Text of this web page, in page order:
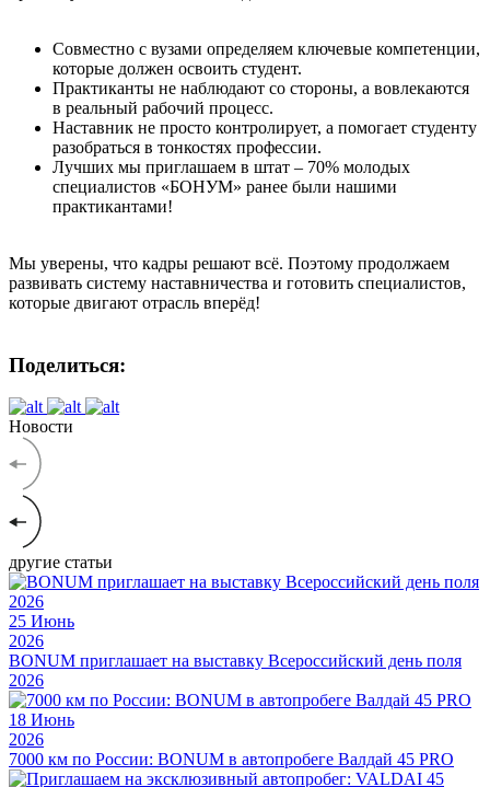
Совместно с вузами определяем ключевые компетенции,
которые должен освоить студент.
Практиканты не наблюдают со стороны, а вовлекаются
в реальный рабочий процесс.
Наставник не просто контролирует, а помогает студенту
разобраться в тонкостях профессии.
Лучших мы приглашаем в штат – 70% молодых
специалистов «БОНУМ» ранее были нашими
практикантами!
Мы уверены, что кадры решают всё. Поэтому продолжаем
развивать систему наставничества и готовить специалистов,
которые двигают отрасль вперёд!
Поделиться:
Новости
другие статьи
25 Июнь
2026
BONUM приглашает на выставку Всероссийский день поля
2026
18 Июнь
2026
7000 км по России: BONUM в автопробеге Валдай 45 PRO